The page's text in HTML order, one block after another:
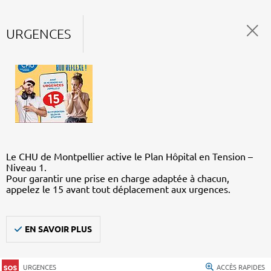
URGENCES
Le CHU de Montpellier active le Plan Hôpital en Tension –
Niveau 1.
Pour garantir une prise en charge adaptée à chacun,
appelez le 15 avant tout déplacement aux urgences.
EN SAVOIR PLUS
URGENCES ACCÈS RAPIDES